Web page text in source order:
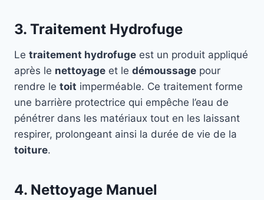
3. Traitement Hydrofuge
Le traitement hydrofuge est un produit appliqué
après le nettoyage et le démoussage pour
rendre le toit imperméable. Ce traitement forme
une barrière protectrice qui empêche l’eau de
pénétrer dans les matériaux tout en les laissant
respirer, prolongeant ainsi la durée de vie de la
toiture.
4. Nettoyage Manuel